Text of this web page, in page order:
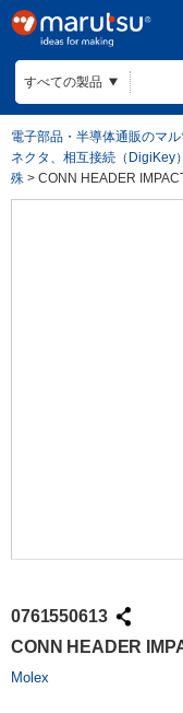
電子部品・半導体通販のマ
ネクタ、相互接続（DigiKey）
殊 > CONN HEADER
0761550613
CONN HEADER
Molex